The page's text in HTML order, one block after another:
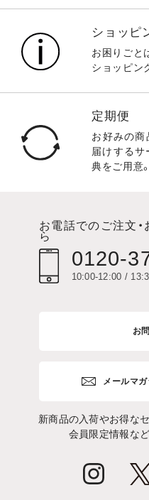
ショッピ
お困りごと
ショッピン
定期便
お好みの商
届けするサ
典をご用意。
お電話でのご注文
ら
0120-
10:00-12:00 /
お
メールマ
新商品の入荷やお得な
会員限定情報な